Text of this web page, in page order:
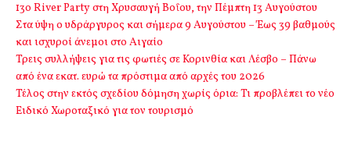
13o River Party στη Χρυσαυγή Βοΐου, την Πέμπτη 13 Αυγούστου
Στα ύψη ο υδράργυρος και σήμερα 9 Αυγούστου – Έως 39 βαθμούς
και ισχυροί άνεμοι στο Αιγαίο
Τρεις συλλήψεις για τις φωτιές σε Κορινθία και Λέσβο – Πάνω
από ένα εκατ. ευρώ τα πρόστιμα από αρχές του 2026
Τέλος στην εκτός σχεδίου δόμηση χωρίς όρια: Τι προβλέπει το νέο
Ειδικό Χωροταξικό για τον τουρισμό